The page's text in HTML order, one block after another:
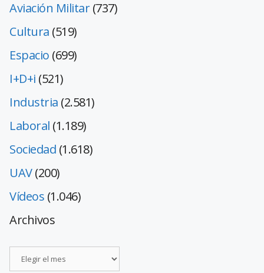
Aviación Militar(737)
Cultura (519)
Espacio (699)
I+D+i (521)
Industria (2.581)
Laboral (1.189)
Sociedad (1.618)
UAV(200)
Vídeos (1.046)
Archivos